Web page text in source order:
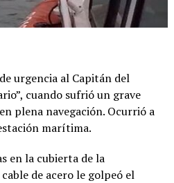
urgencia al Capitán del
cuando sufrió un grave
plena navegación. Ocurrió a
marítima.
en la cubierta de la
de acero le golpeó el